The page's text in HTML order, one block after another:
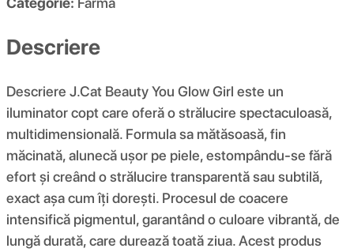
Descriere
Descriere J.Cat Beauty You Glow Girl este un
iluminator copt care oferă o strălucire spectaculoasă,
multidimensională. Formula sa mătăsoasă, fin
măcinată, alunecă ușor pe piele, estompându-se fără
efort și creând o strălucire transparentă sau subtilă,
exact așa cum îți dorești. Procesul de coacere
intensifică pigmentul, garantând o culoare vibrantă, de
lungă durată, care durează toată ziua. Acest produs